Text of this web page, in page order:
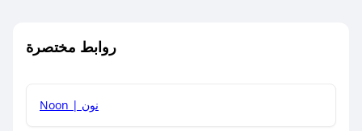
روابط مختصرة
Noon | نون